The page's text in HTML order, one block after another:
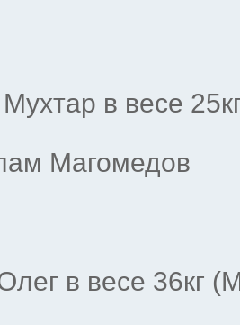
в весе
Магомедов
в весе 36кг